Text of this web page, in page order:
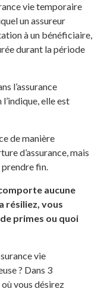
vie temporaire
un assureur
à un bénéficiaire,
durant la période
l’assurance
elle est
de manière
d’assurance, mais
prendre fin.
aucune
résiliez, vous
primes ou quoi
vie
? Dans 3
vous désirez